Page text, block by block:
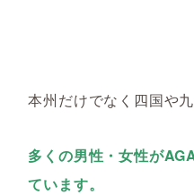
本州だけでなく四国や
多くの男性・女性が
ています。